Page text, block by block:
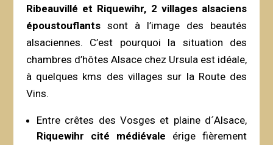
Ribeauvillé et Riquewihr, 2 villages alsaciens
époustouflantssont à l’image des beautés
alsaciennes. C’est pourquoi la situation des
chambres d’hôtes Alsace chez Ursula est idéale,
à quelques kms des villages sur la Route des
Vins.
Entre crêtes des Vosges et plaine d´Alsace,
Riquewihr cité médiévale érige fièrement